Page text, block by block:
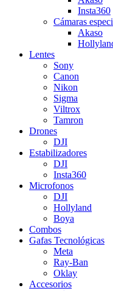
Insta360
Cámaras
Akaso
Lentes
Sony
Canon
Nikon
Sigma
Viltrox
Tamron
Drones
DJI
Estabilizadores
DJI
Insta360
Microfonos
DJI
Hollyland
Boya
Combos
Gafas Tecnológicas
Meta
Ray-Ban
Oklay
Accesorios